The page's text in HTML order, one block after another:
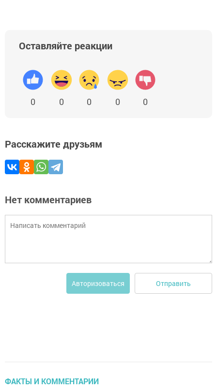
Оставляйте реакции
0 0 0 0 0
Расскажите друзьям
Нет комментариев
Авторизоваться Отправить
ФАКТЫ И КОММЕНТАРИИ